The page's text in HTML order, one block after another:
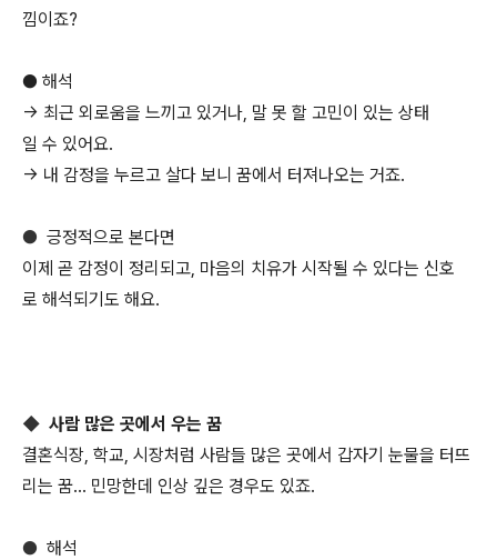
낌이죠?
● 해석
→ 최근 외로움을 느끼고 있거나, 말 못 할 고민이 있는 상태
일 수 있어요.
→ 내 감정을 누르고 살다 보니 꿈에서 터져나오는 거죠.
● 긍정적으로 본다면
이제 곧 감정이 정리되고, 마음의 치유가 시작될 수 있다는 신호
로 해석되기도 해요.
◆ 사람 많은 곳에서 우는 꿈
결혼식장, 학교, 시장처럼 사람들 많은 곳에서 갑자기 눈물을 터뜨
리는 꿈… 민망한데 인상 깊은 경우도 있죠.
● 해석